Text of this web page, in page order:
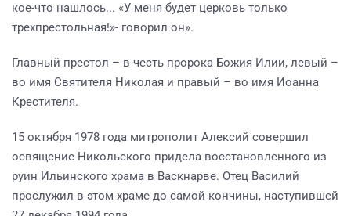
кое-что нашлось... «У меня будет церковь только
трехпрестольная!»- говорил он».
Главный престол – в честь пророка Божия Илии, левый –
во имя Святителя Николая и правый – во имя Иоанна
Крестителя.
15 октября 1978 года митрополит Алексий совершил
освящение Никольского придела восстановленного из
руин Ильинского храма в Васкнарве. Отец Василий
прослужил в этом храме до самой кончины, наступившей